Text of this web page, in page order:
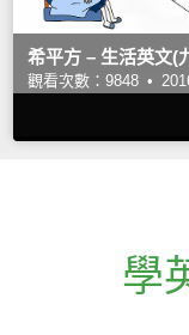
希平方 – 生活英文(
觀看次數：9848 •
學